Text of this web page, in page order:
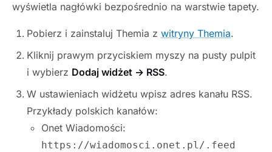
wyświetla nagłówki bezpośrednio na warstwie tapety.
Pobierz i zainstaluj Themia z witryny Themia.
Kliknij prawym przyciskiem myszy na pusty pulpit
i wybierz Dodaj widżet → RSS.
W ustawieniach widżetu wpisz adres kanału RSS.
Przykłady polskich kanałów:
Onet Wiadomości:
https://wiadomosci.onet.pl/.feed